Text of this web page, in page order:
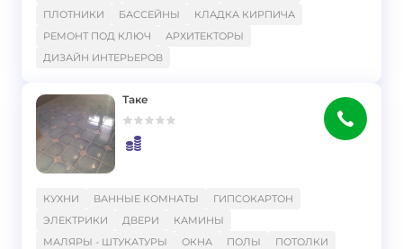
ПЛОТНИКИ
БАССЕЙНЫ
КЛАДКА КИРПИЧА
РЕМОНТ ПОД КЛЮЧ
АРХИТЕКТОРЫ
ДИЗАЙН ИНТЕРЬЕРОВ
Таке
КУХНИ ВАННЫЕ КОМНАТЫ
ГИПСОКАРТОН
ЭЛЕКТРИКИ
ДВЕРИ
КАМИНЫ
МАЛЯРЫ - ШТУКАТУРЫ
ОКНА ПОЛЫ
ПОТОЛКИ